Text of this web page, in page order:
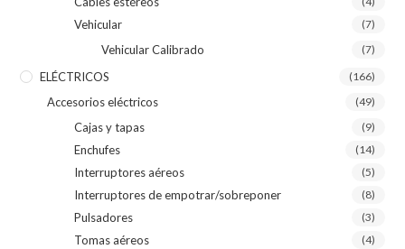
Vehicular (7)
Vehicular Calibrado (7)
ELÉCTRICOS (166)
Accesorios eléctricos (49)
Cajas y tapas (9)
Enchufes (14)
Interruptores aéreos (5)
Interruptores de empotrar/sobreponer (8)
Pulsadores (3)
Tomas aéreos (4)